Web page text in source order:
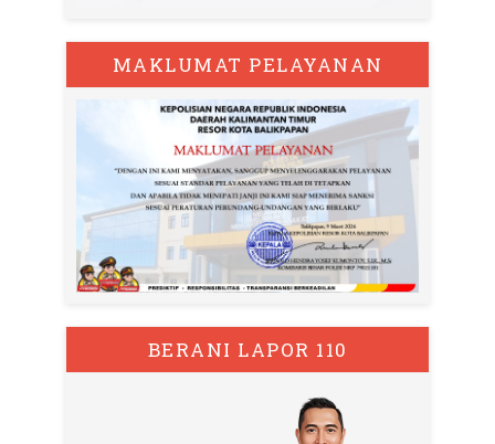
MAKLUMAT PELAYANAN
BERANI LAPOR 110